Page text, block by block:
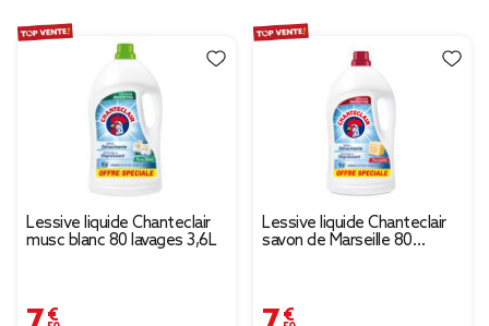
Lessive liquide Chanteclair
musc blanc 80 lavages 3,6L
7,50 €
Lessive liquide Chanteclair
savon de Marseille 80
7,50 €